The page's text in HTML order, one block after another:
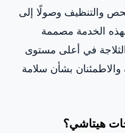
في الإمارات
هيتاشي معتمدة في
هيتاشي
بحالة جيدة
والتنظيف وصولًا إلى
فهذه الخدمة مصممة
في أعلى مستوى
بشأن سلامة
هيتاشي؟